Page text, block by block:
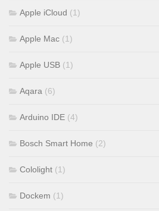
Apple iCloud (1)
Apple Mac (1)
Apple USB (1)
Aqara (6)
Arduino IDE (4)
Bosch Smart Home (2)
Cololight (1)
Dockem (1)